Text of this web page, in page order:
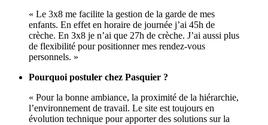
« Le 3x8 me facilite la gestion de la garde de mes
enfants. En effet en horaire de journée j’ai 45h de
crèche. En 3x8 je n’ai que 27h de crèche. J’ai aussi plus
de flexibilité pour positionner mes rendez-vous
personnels. »
Pourquoi postuler chez Pasquier ?
« Pour la bonne ambiance, la proximité de la hiérarchie,
l’environnement de travail. Le site est toujours en
évolution technique pour apporter des solutions sur la